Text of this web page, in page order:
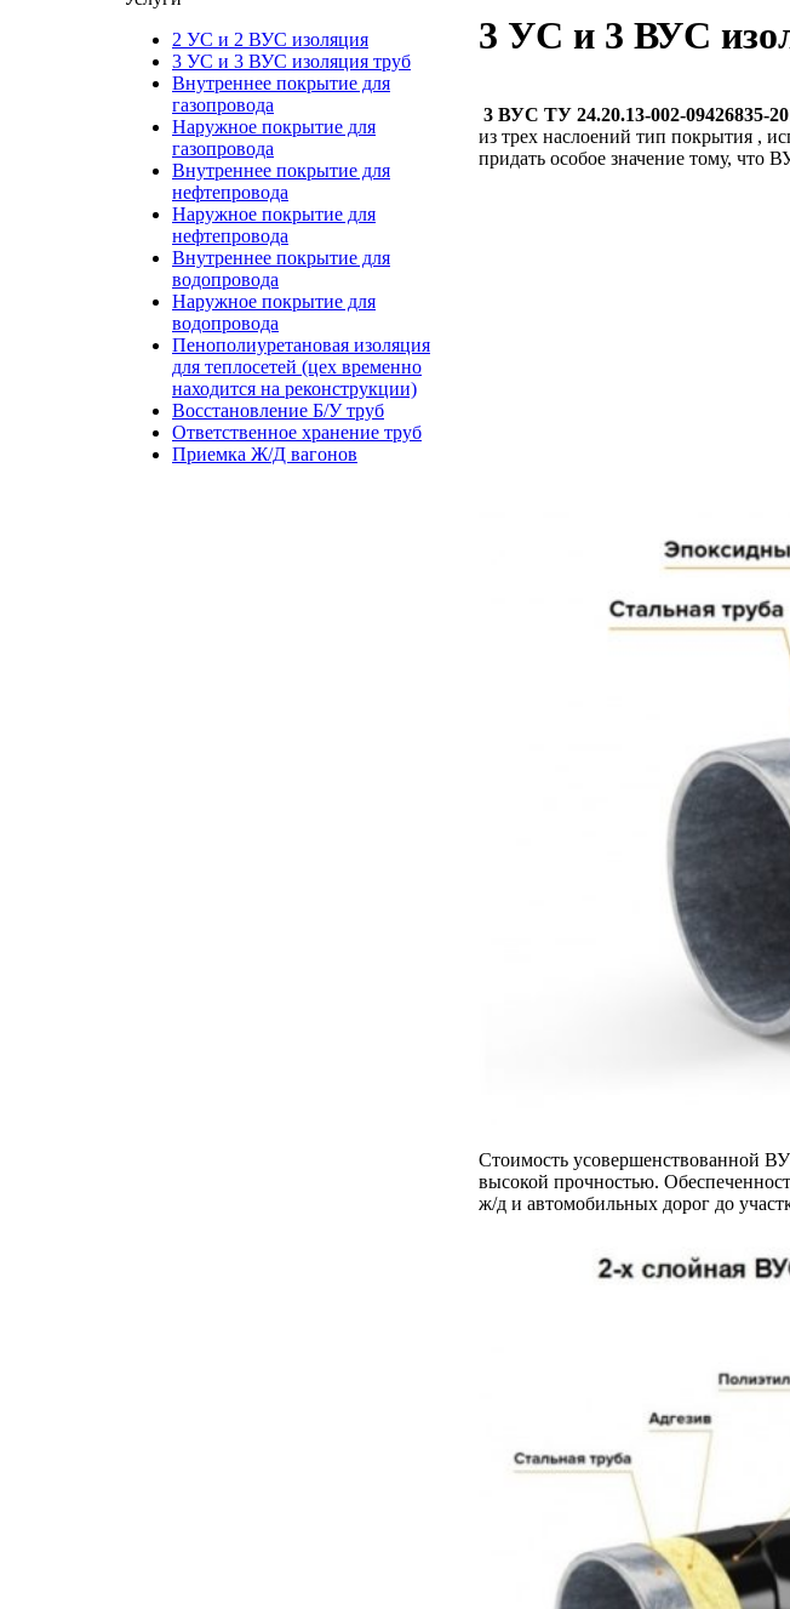
2 УС и 2 ВУС изоляция
3 УС и 3 ВУС изоляция труб
Внутреннее покрытие для
газопровода
Наружное покрытие для
газопровода
Внутреннее покрытие для
нефтепровода
Наружное покрытие для
нефтепровода
Внутреннее покрытие для
водопровода
Наружное покрытие для
водопровода
Пенополиуретановая изоляция
для теплосетей (цех временно
находится на реконструкции)
Восстановление Б/У труб
Ответственное хранение труб
Приемка Ж/Д вагонов
3 УС и 3 ВУС
3 ВУС ТУ 24.20.13-002-09426835-
из трех наслоений тип покрытия ,
придать особое значение тому, что
Стоимость усовершенствованной
высокой прочностью.
ж/д и автомобильных дорог до